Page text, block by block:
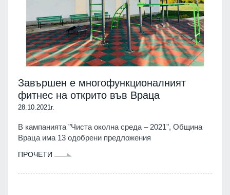
Завършен е многофункционалният
фитнес на открито във Враца
28.10.2021г.
В кампанията "Чиста околна среда – 2021", Община
Враца има 13 одобрени предложения
ПРОЧЕТИ